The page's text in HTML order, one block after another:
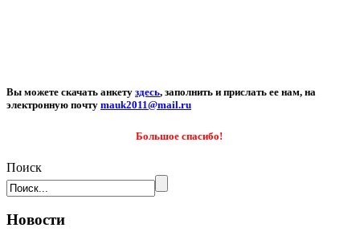
Вы можете скачать анкету здесь, заполнить и прислать ее нам, на
электронную почту mauk2011@mail.ru
Большое спасибо!
Поиск
Новости